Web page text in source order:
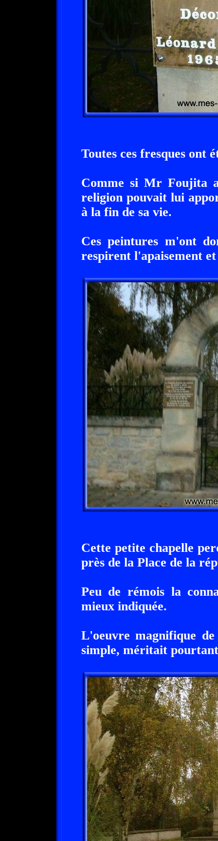
Toutes ces fresques ont
Comme si Mr Foujita
religion pouvait lui
à la fin de sa vie.
Ces peintures m'ont
respirent l'apaisement
Cette petite chapelle
près de la Place de la
Peu de rémois la
mieux indiquée.
L'oeuvre magnifique
simple, méritait